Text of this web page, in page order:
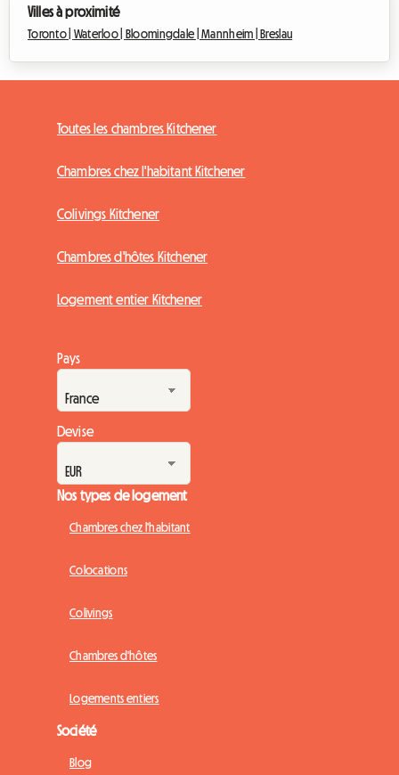
Villes à proximité
Toronto | Waterloo | Bloomingdale |Mannheim | Breslau
Toutes les chambres Kitchener
Chambres chez l'habitant Kitchener
Colivings Kitchener
Chambres d'hôtes Kitchener
Logement entier Kitchener
Pays
Devise
Nos types de logement
Chambres chez l'habitant
Colocations
Colivings
Chambres d'hôtes
Logements entiers
Société
Blog